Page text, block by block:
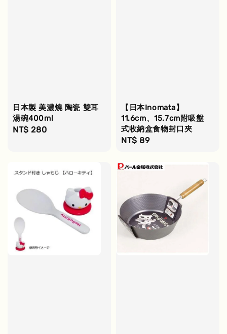
日本製 美濃燒 陶瓷 雙耳
湯碗400ml
Regular
NT$ 280
【日本Inomata】
11.6cm、15.7cm附吸盤
式收納盒食物封口夾
Regular
NT$ 89